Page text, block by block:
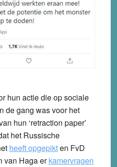
hun actie die op sociale
de gang was voor het
hun ‘retraction paper’
het Russische
heeft opgepikten FvD
van Haga erkamervragen